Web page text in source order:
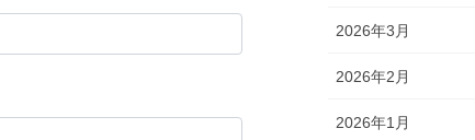
2026年3月
2026年2月
2026年1月